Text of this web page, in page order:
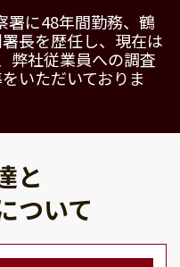
署に48年間勤務、鶴
長を歴任し、現在は
弊社従業員への調査
いただいておりま
と
ついて